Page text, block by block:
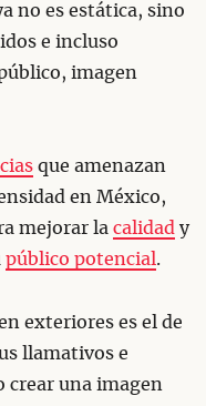
no es estática, sino
e incluso
imagen
que amenazan
en México,
mejorar la calidad y
público potencial.
exteriores es el de
llamativos e
crear una imagen